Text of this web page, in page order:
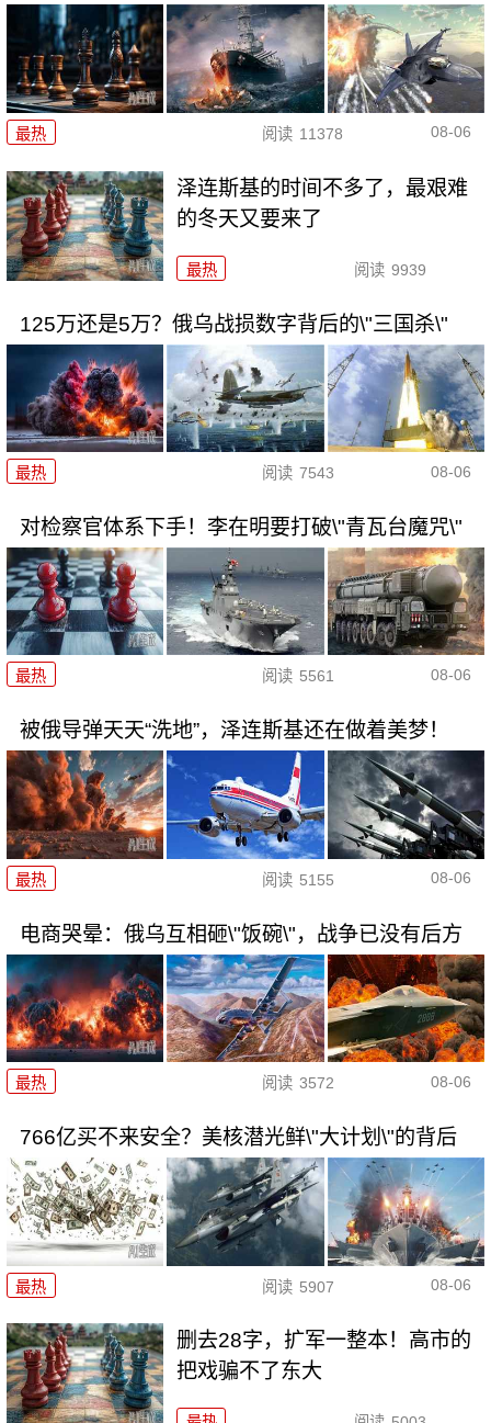
最热 阅读 11378 08-06
泽连斯基的时间不多了，最艰难
的冬天又要来了
最热 阅读 9939
125万还是5万？俄乌战损数字背后的\"三国杀\"
最热 阅读 7543 08-06
对检察官体系下手！李在明要打破\"青瓦台魔咒\"
最热 阅读 5561 08-06
被俄导弹天天“洗地”，泽连斯基还在做着美梦！
最热 阅读 5155 08-06
电商哭晕：俄乌互相砸\"饭碗\"，战争已没有后方
最热 阅读 3572 08-06
766亿买不来安全？美核潜光鲜\"大计划\"的背后
最热 阅读 5907 08-06
删去28字，扩军一整本！高市的
把戏骗不了东大